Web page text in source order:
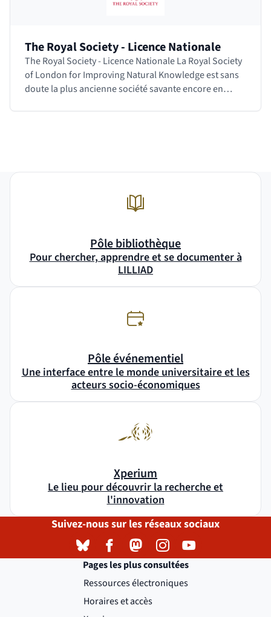
The Royal Society - Licence Nationale
The Royal Society - Licence Nationale La Royal Society
of London for Improving Natural Knowledge est sans
doute la plus ancienne société savante encore en
Pôle bibliothèque
Pour chercher, apprendre et se documenter à
LILLIAD
Pôle événementiel
Une interface entre le monde universitaire et les
acteurs socio-économiques
Xperium
Le lieu pour découvrir la recherche et
l'innovation
Suivez-nous sur les réseaux sociaux
Bluesky
( )
(nouvelle fenêtre)
Facebook
( )
(nouvelle fenêtre)
Mastodon
( )
(nouvelle fenêtre)
Instagram
( )
(nouvelle fenêtre)
YouTube
( )
(nouvelle fenêtre)
Pages les plus consultées
Ressources électroniques
Horaires et accès